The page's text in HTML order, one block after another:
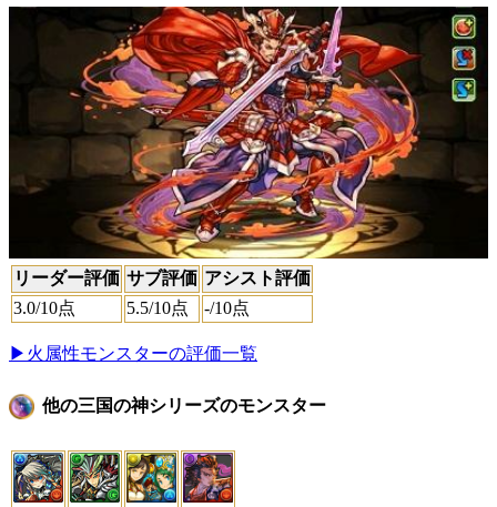
リーダー評価 サブ評価 アシスト評価
3.0/10点 5.5/10点 -/10点
▶火属性モンスターの評価一覧
他の三国の神シリーズのモンスター